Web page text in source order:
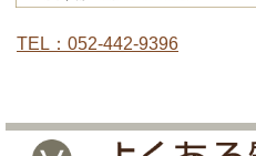
TEL：052-442-9396